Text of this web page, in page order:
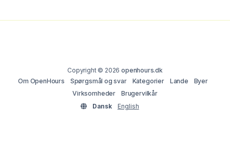
Copyright © 2026openhours.dk
Om OpenHours
Spørgsmål og svar Kategorier Lande
Byer
Virksomheder
Brugervilkår
Dansk
English